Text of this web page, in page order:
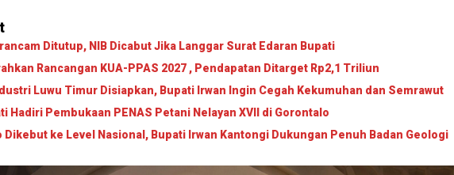
Ditutup, NIB Dicabut Jika Langgar Surat Edaran Bupati
Rancangan KUA-PPAS 2027 , Pendapatan Ditarget Rp2,1 Triliun
Luwu Timur Disiapkan, Bupati Irwan Ingin Cegah Kekumuhan dan Semrawut
Hadiri Pembukaan PENAS Petani Nelayan XVII di Gorontalo
Dikebut ke Level Nasional, Bupati Irwan Kantongi Dukungan Penuh Badan Geologi